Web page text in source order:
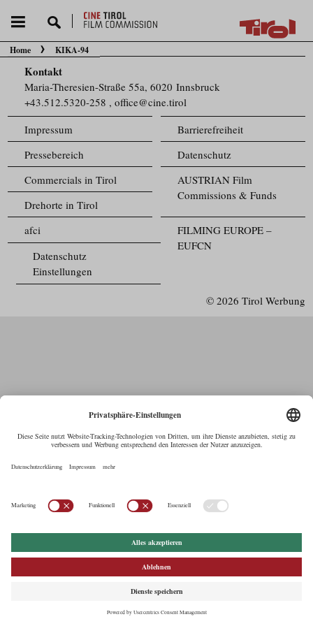
Sie befinden sich hier:
Home KIKA-94
Kontakt
Maria-Theresien-Straße 55a, 6020 Innsbruck
+43.512.5320-258 ,office@cine.tirol
Impressum
Barrierefreiheit
Pressebereich
Datenschutz
Commercials in Tirol
AUSTRIAN Film
Commissions & Funds
Drehorte in Tirol
FILMING EUROPE –
EUFCN
afci
Datenschutz
Einstellungen
© 2026 Tirol Werbung